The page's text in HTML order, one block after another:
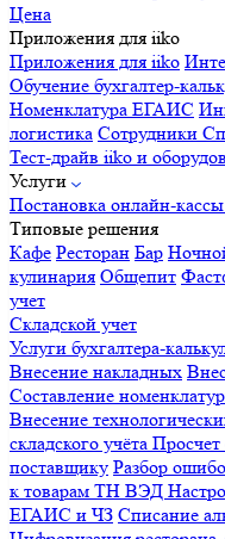
Цена
Приложения для iiko
Приложения для iiko
Обучение бухгалтер-
Номенклатура ЕГАИС
логистика Сотрудники
Тест-драйв iiko и
Услуги
Постановка онлайн-
Типовые решения
Кафе Ресторан Бар
кулинария Общепит
учет
Складской учет
Услуги бухгалтера-
Внесение накладных
Составление
Внесение
складского учёта Просчет
поставщику Разбор
к товарам ТН ВЭД
ЕГАИС и ЧЗ Списание